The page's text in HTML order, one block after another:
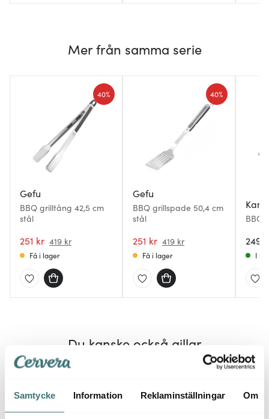
Samtycke Information Reklaminställningar Om
Mer från samma serie
Gefu
BBQ grilltång 42,5 cm
stål
251 kr 419 kr
40%
Få i lager
Gefu
BBQ grillspade 50,4 cm
stål
251 kr 419 kr
40%
Få i lager
BBQ
249
I
Du kanske också gillar